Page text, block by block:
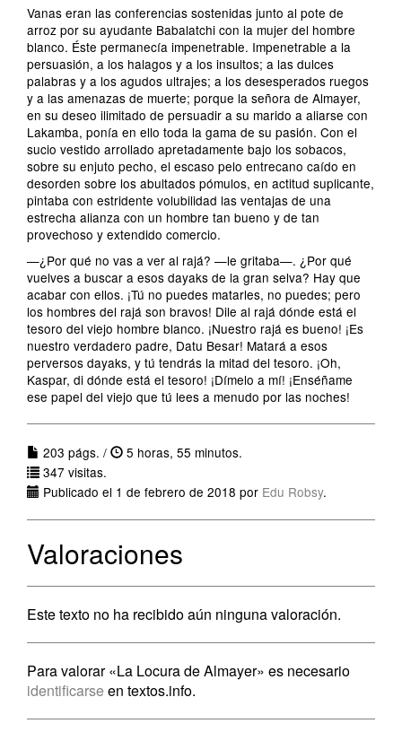
Vanas eran las conferencias sostenidas junto al pote de
arroz por su ayudante Babalatchi con la mujer del hombre
blanco. Éste permanecía impenetrable. Impenetrable a la
persuasión, a los halagos y a los insultos; a las dulces
palabras y a los agudos ultrajes; a los desesperados ruegos
y a las amenazas de muerte; porque la señora de Almayer,
en su deseo ilimitado de persuadir a su marido a aliarse con
Lakamba, ponía en ello toda la gama de su pasión. Con el
sucio vestido arrollado apretadamente bajo los sobacos,
sobre su enjuto pecho, el escaso pelo entrecano caído en
desorden sobre los abultados pómulos, en actitud suplicante,
pintaba con estridente volubilidad las ventajas de una
estrecha alianza con un hombre tan bueno y de tan
provechoso y extendido comercio.
—¿Por qué no vas a ver al rajá? —le gritaba—. ¿Por qué
vuelves a buscar a esos dayaks de la gran selva? Hay que
acabar con ellos. ¡Tú no puedes matarles, no puedes; pero
los hombres del rajá son bravos! Dile al rajá dónde está el
tesoro del viejo hombre blanco. ¡Nuestro rajá es bueno! ¡Es
nuestro verdadero padre, Datu Besar! Matará a esos
perversos dayaks, y tú tendrás la mitad del tesoro. ¡Oh,
Kaspar, di dónde está el tesoro! ¡Dímelo a mí! ¡Enséñame
ese papel del viejo que tú lees a menudo por las noches!
203 págs. /
5 horas, 55 minutos.
347 visitas.
Publicado el 1 de febrero de 2018 por Edu Robsy.
Valoraciones
Este texto no ha recibido aún ninguna valoración.
Para valorar «La Locura de Almayer» es necesario
identificarse en textos.info.